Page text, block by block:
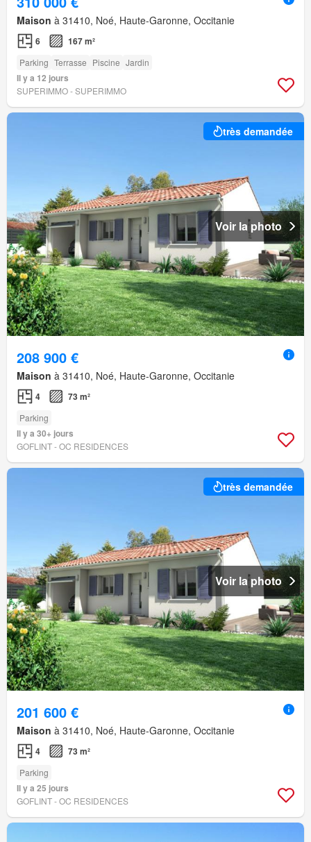
Maison à 31410, Noé, Haute-Garonne, Occitanie
6 167 m²
Parking Terrasse Piscine Jardin
Il y a 12 jours
SUPERIMMO - SUPERIMMO
très demandée
Voir la photo
208 900 €
Maison à 31410, Noé, Haute-Garonne, Occitanie
4 73 m²
Parking
Il y a 30+ jours
GOFLINT - OC RESIDENCES
très demandée
Voir la photo
201 600 €
Maison à 31410, Noé, Haute-Garonne, Occitanie
4 73 m²
Parking
Il y a 25 jours
GOFLINT - OC RESIDENCES